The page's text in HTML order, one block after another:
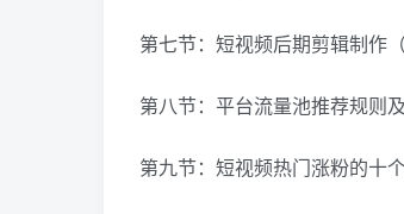
第七节：短视频后期剪辑制作（
第八节：平台流量池推荐规则
第九节：短视频热门涨粉的十个